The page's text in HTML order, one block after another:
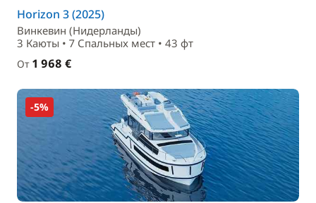
Horizon 3 (2025)
Винкевин (Нидерланды)
3 Каюты • 7 Спальныx мест • 43 фт
От 1 968 €
-5%